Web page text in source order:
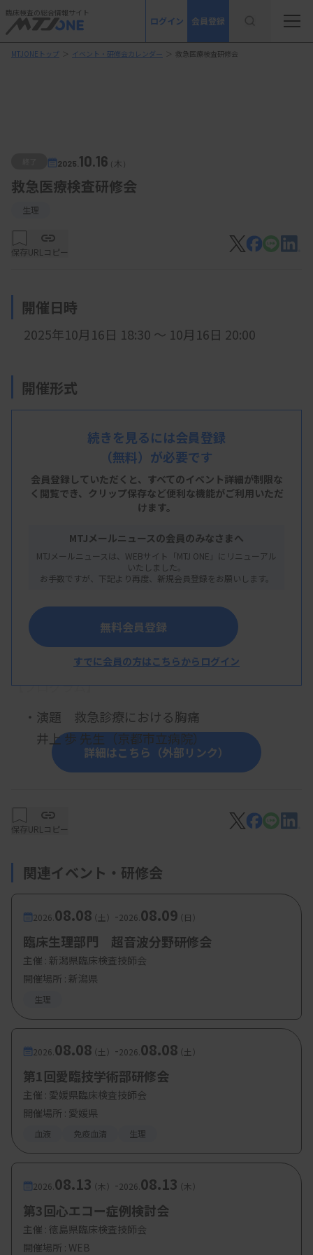
臨床検査の総合情報サイト
ログイン 会員登録
MTJONEトップ ＞ イベント・研修会カレンダー ＞ 救急医療検査研修会
2025. 10.16（木）
救急医療検査研修会
生理
保存URLコピー
開催日時
2025年10月16日 18:30 ～ 10月16日 20:00
開催形式
現地開催 ＋ LIVE配信
京都保健衛生専門学校 視聴覚室＋ LIVE配信
主 催
概 要
【プログラム】
・演題 救急診療における胸痛
井上 歩 先生（京都市立病院）
・参加費：会員無料（京臨技・日臨技）、非会員
・定 員： 現地参加 約 60 名（先着）
詳細はこちら（外部リンク）
続きを見るには会員登録
（無料）が必要です
会員登録していただくと、すべてのイベント詳細が制限な
く閲覧でき、 クリップ保存など便利な機能がご利用いただ
けます。
MTJメールニュースの会員のみなさまへ
MTJメールニュースは、WEBサイト「MTJ ONE」にリニューアル
いたしました。
お手数ですが、下記より再度、新規会員登録をお願いします。
無料会員登録
すでに会員の方はこちらからログイン
保存URLコピー
関連イベント・研修会
2026. 08.08（土） -2026. 08.09（日）
臨床生理部門 超音波分野研修会
主催 : 新潟県臨床検査技師会
開催場所 : 新潟県
生理
2026. 08.08（土） -2026. 08.08（土）
第1回愛臨技学術部研修会
主催 : 愛媛県臨床検査技師会
開催場所 : 愛媛県
血液 免疫血清 生理
2026. 08.13（木） -2026. 08.13（木）
第3回心エコー症例検討会
主催 : 徳島県臨床検査技師会
開催場所 : WEB